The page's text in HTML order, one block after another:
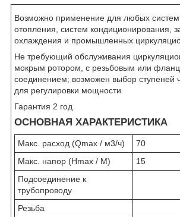
Возможно применение для любых систем
отопления, систем кондиционирования,
охлаждения и промышленных
Не требующий обслуживания
мокрым ротором, с резьбовым или
соединением; возможен выбор ступеней
для регулировки мощности
Гарантия 2 год
ОСНОВНАЯ ХАРАКТЕРИСТИКА
Макс. расход (Qmax / м3/ч)
70
Макс. напор (Hmax / M)
15
Подсоединение к
трубопроводу
Резьба